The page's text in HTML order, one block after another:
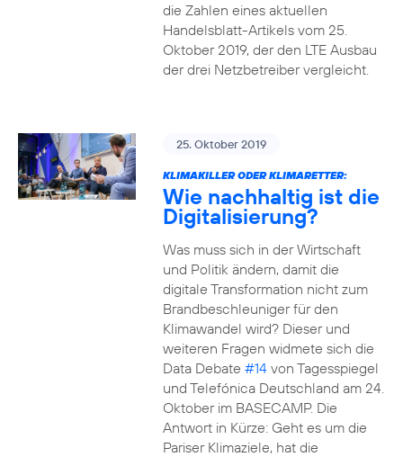
die Zahlen eines aktuellen
Handelsblatt-Artikels vom 25.
Oktober 2019, der den LTE Ausbau
der drei Netzbetreiber vergleicht.
25. Oktober 2019
KLIMAKILLER ODER KLIMARETTER:
Wie nachhaltig ist die
Digitalisierung?
Was muss sich in der Wirtschaft
und Politik ändern, damit die
digitale Transformation nicht zum
Brandbeschleuniger für den
Klimawandel wird? Dieser und
weiteren Fragen widmete sich die
Data Debate #14von Tagesspiegel
und Telefónica Deutschland am 24.
Oktober im BASECAMP. Die
Antwort in Kürze: Geht es um die
Pariser Klimaziele, hat die